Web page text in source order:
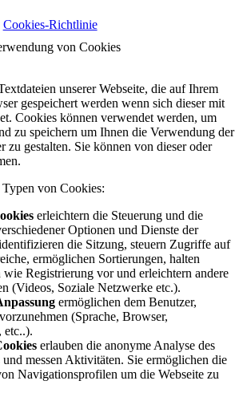
Cookies-Richtlinie
von Cookies
unserer Webseite, die auf Ihrem
gespeichert werden wenn sich dieser mit
Cookies können verwendet werden, um
zu speichern um Ihnen die Verwendung der
zu gestalten. Sie können von dieser oder
von Cookies:
erleichtern die Steuerung und die
Optionen und Dienste der
die Sitzung, steuern Zugriffe auf
ermöglichen Sortierungen, halten
wie Registrierung vor und erleichtern andere
(Videos, Soziale Netzwerke etc.).
ermöglichen dem Benutzer,
(Sprache, Browser,
etc..).
erlauben die anonyme Analyse des
und messen Aktivitäten. Sie ermöglichen die
Navigationsprofilen um die Webseite zu